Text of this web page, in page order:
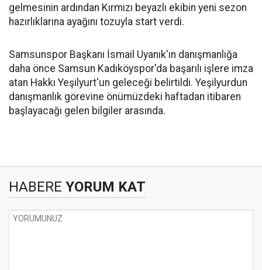
gelmesinin ardından Kırmızı beyazlı ekibin yeni sezon
hazırlıklarına ayağını tozuyla start verdi.
Samsunspor Başkanı İsmail Uyanık'ın danışmanlığa
daha önce Samsun Kadıköyspor'da başarılı işlere imza
atan Hakkı Yeşilyurt'un geleceği belirtildi. Yeşilyurdun
danışmanlık görevine önümüzdeki haftadan itibaren
başlayacağı gelen bilgiler arasında.
HABERE YORUM KAT